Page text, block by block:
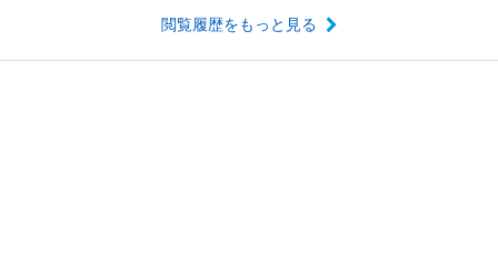
閲覧履歴をもっと見る